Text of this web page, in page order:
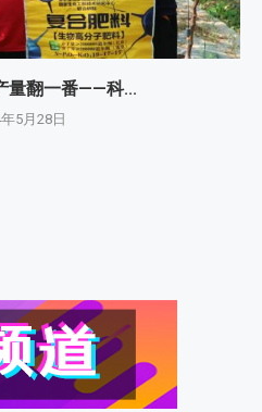
量翻一番——科...
5月28日